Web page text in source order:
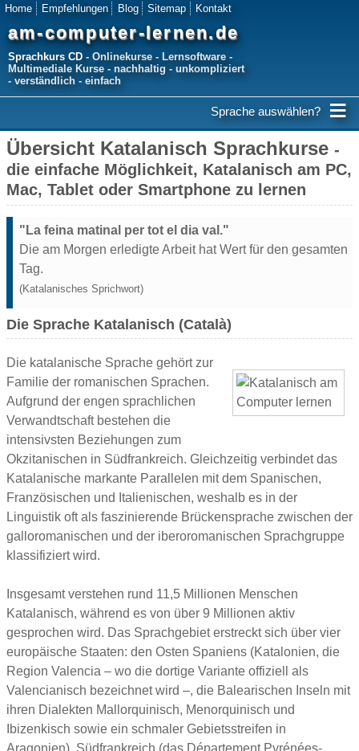
am-computer-lernen.de
Sprachkurs CD - Onlinekurse - Lernsoftware -
Multimediale Kurse - nachhaltig - unkompliziert
- verständlich - einfach
Home Empfehlungen Blog Sitemap Kontakt
Sprache auswählen? ≡
Übersicht Katalanisch Sprachkurse -
die einfache Möglichkeit, Katalanisch am PC,
Mac, Tablet oder Smartphone zu lernen
"La feina matinal per tot el dia val."
Die am Morgen erledigte Arbeit hat Wert für den gesamten
Tag.
(Katalanisches Sprichwort)
Die Sprache Katalanisch (Català)
Die katalanische Sprache gehört zur
Familie der romanischen Sprachen.
Aufgrund der engen sprachlichen
Verwandtschaft bestehen die
intensivsten Beziehungen zum
Okzitanischen in Südfrankreich. Gleichzeitig verbindet das
Katalanische markante Parallelen mit dem Spanischen,
Französischen und Italienischen, weshalb es in der
Linguistik oft als faszinierende Brückensprache zwischen der
galloromanischen und der iberoromanischen Sprachgruppe
klassifiziert wird.
Insgesamt verstehen rund 11,5 Millionen Menschen
Katalanisch, während es von über 9 Millionen aktiv
gesprochen wird. Das Sprachgebiet erstreckt sich über vier
europäische Staaten: den Osten Spaniens (Katalonien, die
Region Valencia – wo die dortige Variante offiziell als
Valencianisch bezeichnet wird –, die Balearischen Inseln mit
ihren Dialekten Mallorquinisch, Menorquinisch und
Ibizenkisch sowie ein schmaler Gebietsstreifen in
Aragonien), Südfrankreich (das Département Pyrénées-